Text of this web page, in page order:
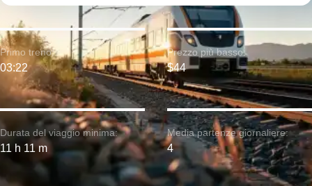
Durata del viaggio minima:
11 h 11 m
Primo treno:
03:22
Prezzo più basso:
$44
Media partenze giornaliere:
4